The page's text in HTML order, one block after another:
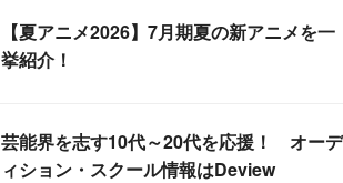
【夏アニメ2026】7月期夏の新アニメを一
挙紹介！
芸能界を志す10代～20代を応援！ オーデ
ィション・スクール情報はDeview